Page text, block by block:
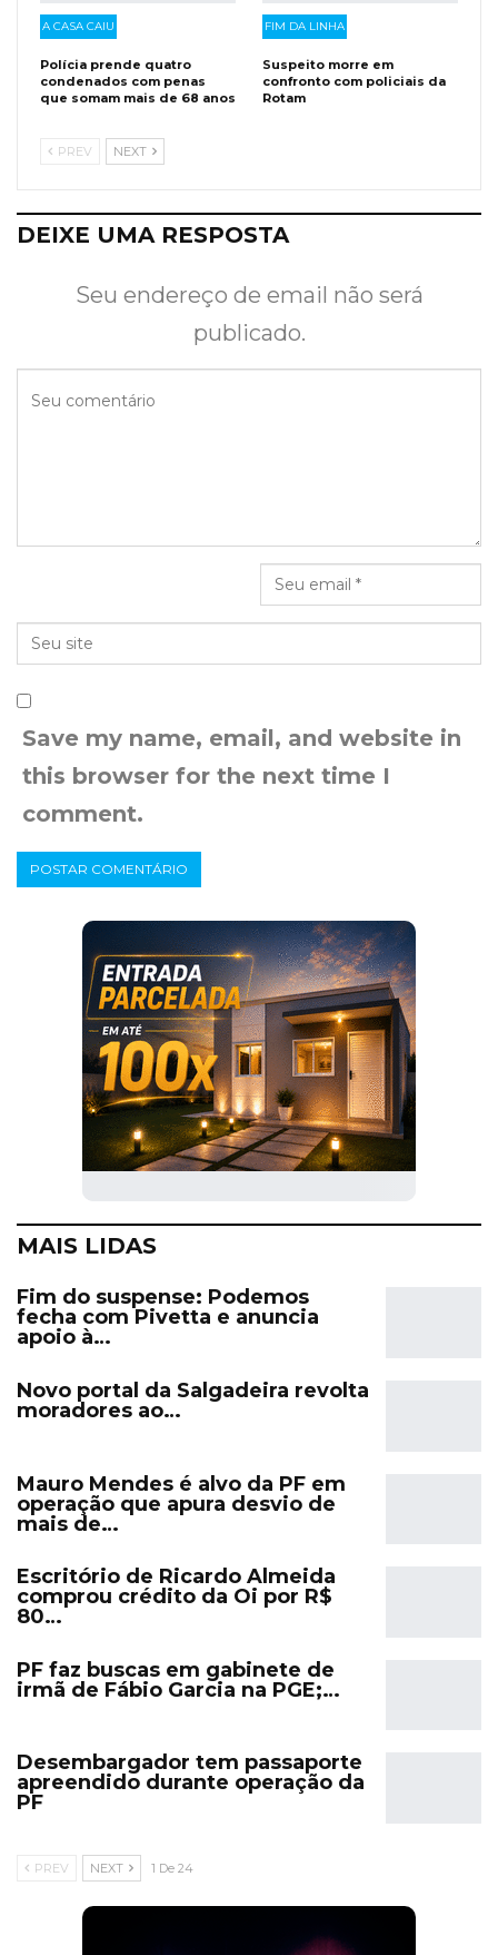
A CASA CAIU
Polícia prende quatro
condenados com penas
que somam mais de 68 anos
FIM DA LINHA
Suspeito morre em
confronto com policiais da
Rotam
PREV NEXT
DEIXE UMA RESPOSTA
Seu endereço de email não será
publicado.
Save my name, email, and website in
this browser for the next time I
comment.
MAIS LIDAS
Fim do suspense: Podemos
fecha com Pivetta e anuncia
apoio à…
Novo portal da Salgadeira revolta
moradores ao…
Mauro Mendes é alvo da PF em
operação que apura desvio de
mais de…
Escritório de Ricardo Almeida
comprou crédito da Oi por R$
80…
PF faz buscas em gabinete de
irmã de Fábio Garcia na PGE;…
Desembargador tem passaporte
apreendido durante operação da
PF
PREV NEXT 1 De 24